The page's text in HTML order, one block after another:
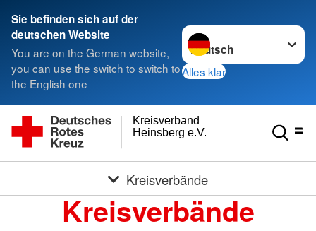
Sie befinden sich auf der
deutschen Website
You are on the German website,
you can use the switch to switch to
the English one
Sprache wechseln zu
Alles klar
Heinsberg e.V.
Kreisverband
Kreisverbände
Kreisverbände